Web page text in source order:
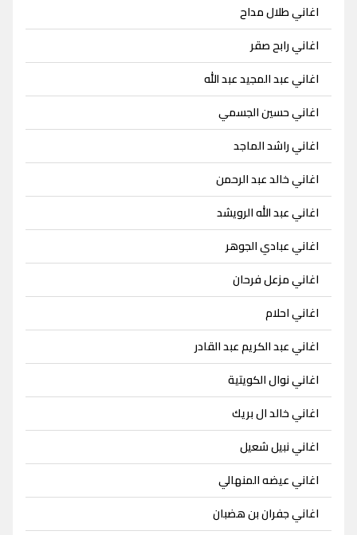
اغاني طلال مداح
اغاني رابح صقر
اغاني عبد المجيد عبد الله
اغاني حسين الجسمي
اغاني راشد الماجد
اغاني خالد عبد الرحمن
اغاني عبد الله الرويشد
اغاني عبادي الجوهر
اغاني مزعل فرحان
اغاني احلام
اغاني عبد الكريم عبد القادر
اغاني نوال الكويتية
اغاني خالد ال بريك
اغاني نبيل شعيل
اغاني عيضه المنهالي
اغاني جفران بن هضبان